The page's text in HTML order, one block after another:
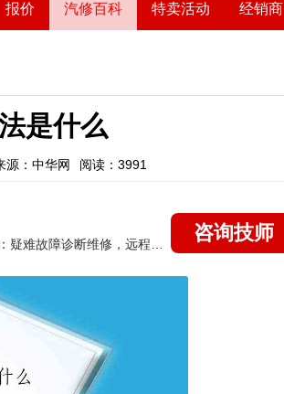
报价 汽修百科 特卖活动 经销商
是什么
源：中华网 阅读：3991
咨询技师